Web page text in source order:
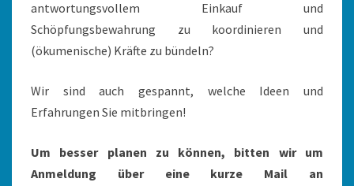
antwortungsvollem Einkauf und
Schöpfungsbewahrung zu koordinieren und
(ökumenische) Kräfte zu bündeln?
Wir sind auch gespannt, welche Ideen und
Erfahrungen Sie mitbringen!
Um besser planen zu können, bitten wir um
Anmeldung über eine kurze Mail an